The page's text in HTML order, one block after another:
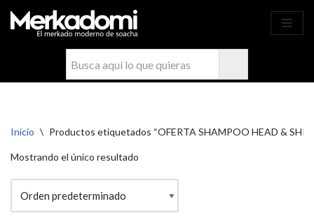
Saltar
Inicio \ Productos etiquetados “OFERTA SHAMPOO HEAD &
Mostrando el único resultado
Ahora compra fácil y rápido por
WhatsApp en Soacha